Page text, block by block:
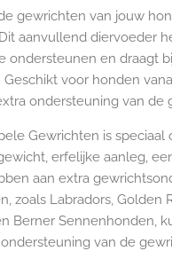
gewrichten van jouw
aanvullend diervoeder
ondersteunen en draagt
Geschikt voor honden
ondersteuning van de
Gewrichten is
erfelijke aanleg,
aan extra
zoals Labradors, Golden
Berner Sennenhonden,
van de